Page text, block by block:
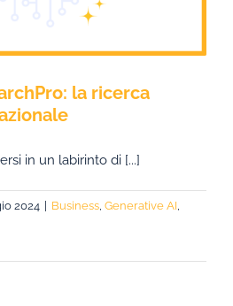
la ricerca
in un labirinto di [...]
2024 Business, Generative AI,